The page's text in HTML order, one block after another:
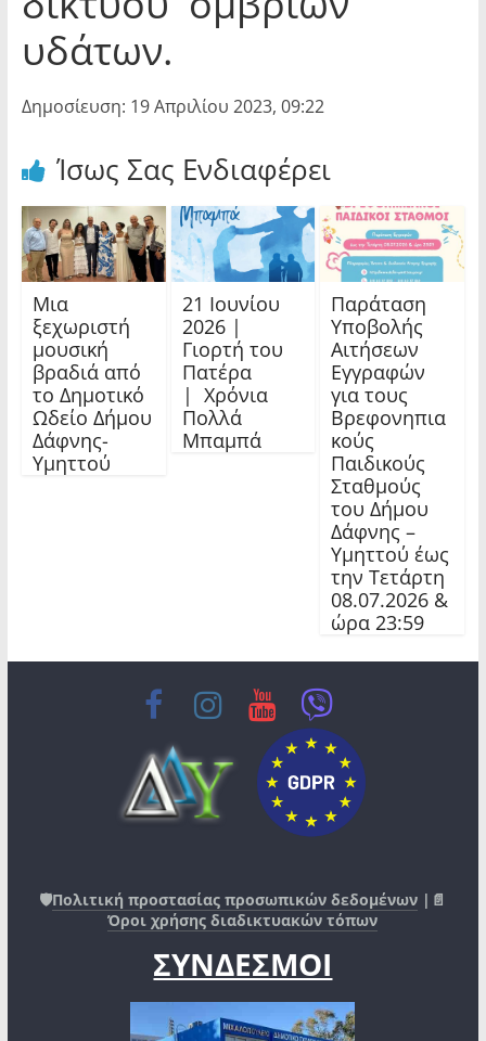
υδάτων.
Δημοσίευση: 19 Απριλίου 2023, 09:22
Ίσως Σας Ενδιαφέρει
Μια
ξεχωριστή
μουσική
βραδιά από
το Δημοτικό
Ωδείο Δήμου
Δάφνης-
Υμηττού
21 Ιουνίου
2026 |
Γιορτή του
Πατέρα
| Χρόνια
Πολλά
Μπαμπά
Παράταση
Υποβολής
Αιτήσεων
Εγγραφών
για τους
Βρεφονηπια
κούς
Παιδικούς
Σταθμούς
του Δήμου
Δάφνης –
Υμηττού έως
την Τετάρτη
08.07.2026 &
ώρα 23:59
🛡️Πολιτική προστασίας προσωπικών δεδομένων |📄
Όροι χρήσης διαδικτυακών τόπων
ΣΥΝΔΕΣΜΟΙ